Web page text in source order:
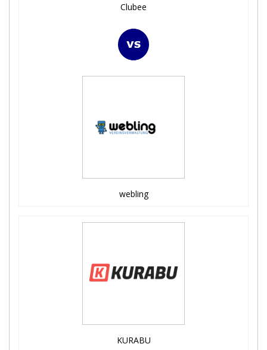
Clubee
webling
KURABU